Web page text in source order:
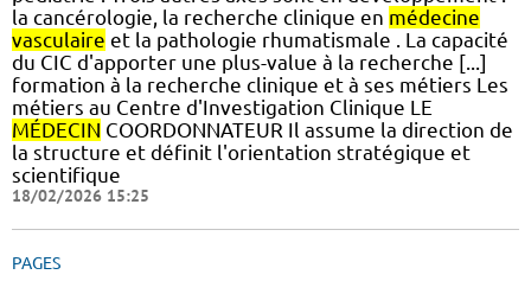
la cancérologie, la recherche clinique en médecine
vasculaire et la pathologie rhumatismale . La capacité
du CIC d'apporter une plus-value à la recherche [...]
formation à la recherche clinique et à ses métiers Les
métiers au Centre d'Investigation Clinique LE
MÉDECIN COORDONNATEUR Il assume la direction de
la structure et définit l'orientation stratégique et
scientifique
18/02/2026 15:25
PAGES